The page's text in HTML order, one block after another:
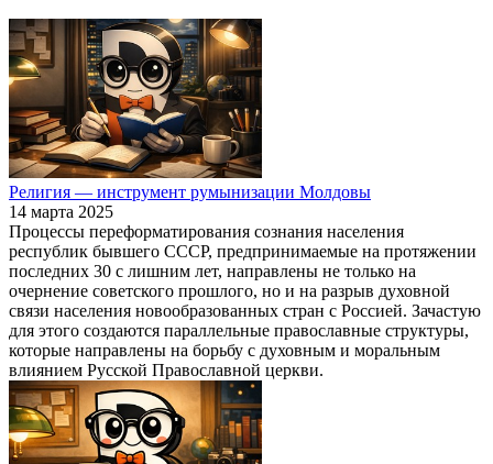
Религия — инструмент румынизации Молдовы
14 марта 2025
Процессы переформатирования сознания населения
республик бывшего СССР, предпринимаемые на протяжении
последних 30 с лишним лет, направлены не только на
очернение советского прошлого, но и на разрыв духовной
связи населения новообразованных стран с Россией. Зачастую
для этого создаются параллельные православные структуры,
которые направлены на борьбу с духовным и моральным
влиянием Русской Православной церкви.